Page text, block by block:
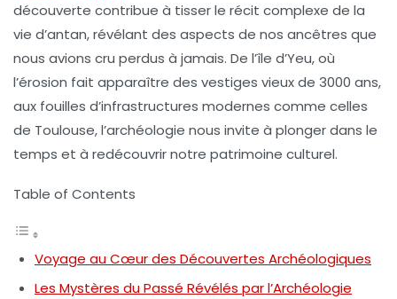
découverte contribue à tisser le récit complexe de la
vie d’antan, révélant des aspects de nos ancêtres que
nous avions cru perdus à jamais. De l’île d’Yeu, où
l’érosion fait apparaître des vestiges vieux de 3000 ans,
aux fouilles d’infrastructures modernes comme celles
de Toulouse, l’archéologie nous invite à plonger dans le
temps et à redécouvrir notre patrimoine culturel.
Table of Contents
Voyage au Cœur des Découvertes Archéologiques
Les Mystères du Passé Révélés par l’Archéologie